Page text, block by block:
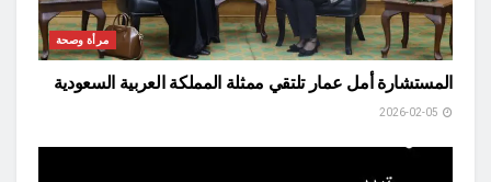
مرأة وصحة
المستشارة أمل عمار تلتقي ممثلة المملكة العربية السعودية